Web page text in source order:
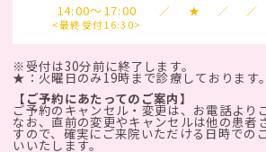
14:00～17:00
<最終受付16:30>
／ ★ ／ ／
※受付は30分前に終了します。
★：火曜日のみ19時まで診療しております。
【ご予約にあたってのご案内】
ご予約のキャンセル・変更は、お電話より
なお、直前の変更やキャンセルは他の患者
すので、確実にご来院いただける日時での
いいたします。